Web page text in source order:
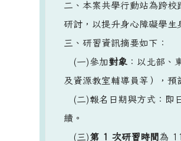
二、本案共學行動站為跨
研討，以提升身心障礙學生
三、研習資訊摘要如下：
(一)參加對象 ：以北部、
及資源教室輔導員等），預
(二)報名日期與方式：即
續。
(三)第 1 次研習時間 為